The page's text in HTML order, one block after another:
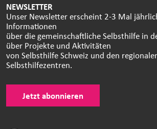
NEWSLETTER
Unser Newsletter erscheint 2-3 Mal
Informationen
über die gemeinschaftliche Selbsthilfe in
über Projekte und Aktivitäten
von Selbsthilfe Schweiz und den
Selbsthilfezentren.
Jetzt abonnieren